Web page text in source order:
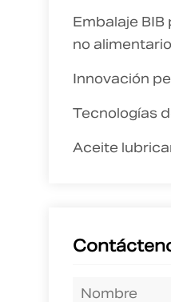
Embalaje
no
Innovación
Tecnologías
Aceite